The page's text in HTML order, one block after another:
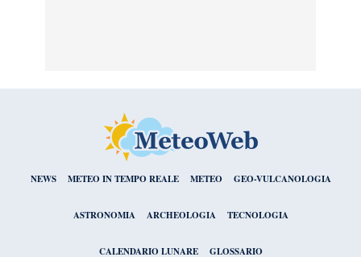
NEWS METEO IN TEMPO REALE METEO GEO-VULCANOLOGIA
ASTRONOMIA ARCHEOLOGIA TECNOLOGIA
CALENDARIO LUNARE GLOSSARIO